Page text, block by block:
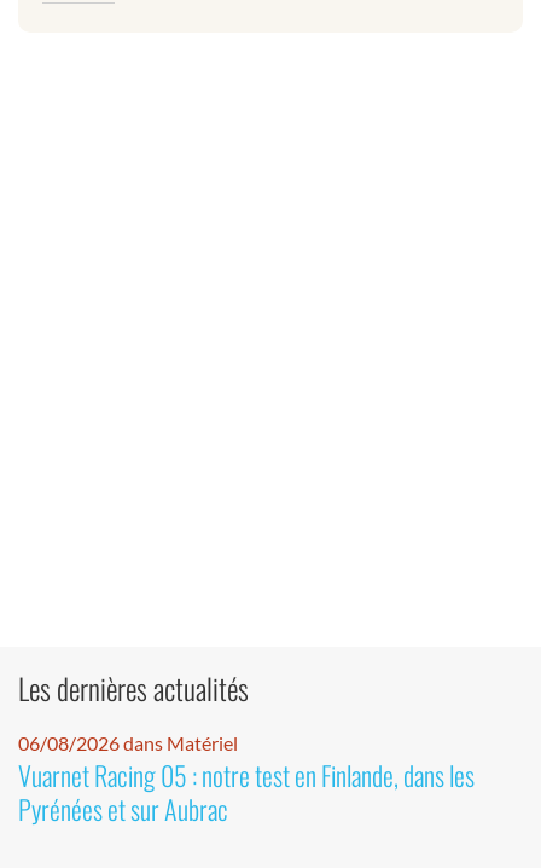
Les dernières actualités
06/08/2026 dans Matériel
Vuarnet Racing 05 : notre test en Finlande, dans les
Pyrénées et sur Aubrac